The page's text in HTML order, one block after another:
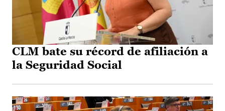
CLM bate su récord de afiliación a
la Seguridad Social